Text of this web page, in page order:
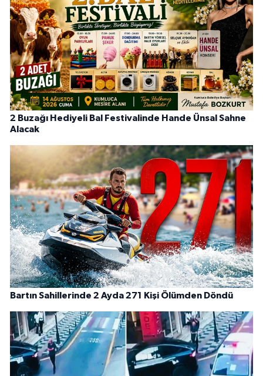
2 Buzağı Hediyeli Bal Festivalinde Hande Ünsal Sahne
Alacak
Bartın Sahillerinde 2 Ayda 271 Kişi Ölümden Döndü